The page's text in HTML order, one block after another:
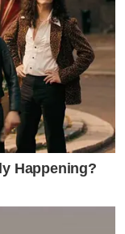
Happening?